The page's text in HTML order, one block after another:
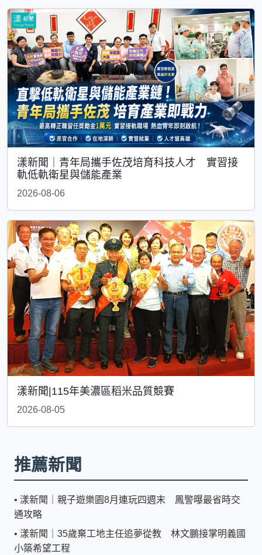
漾新聞｜青年局攜手佐茂培育科技人才 實習接
軌低軌衛星與儲能產業
2026-08-06
漾新聞|115年美濃區稻米品質競賽
2026-08-05
推薦新聞
• 漾新聞｜親子遊樂園8月連玩四週末 鳳警曝最省時交
通攻略
• 漾新聞｜35歲棄工地主任追夢從教 林文鵬接掌明義國
小築希望工程